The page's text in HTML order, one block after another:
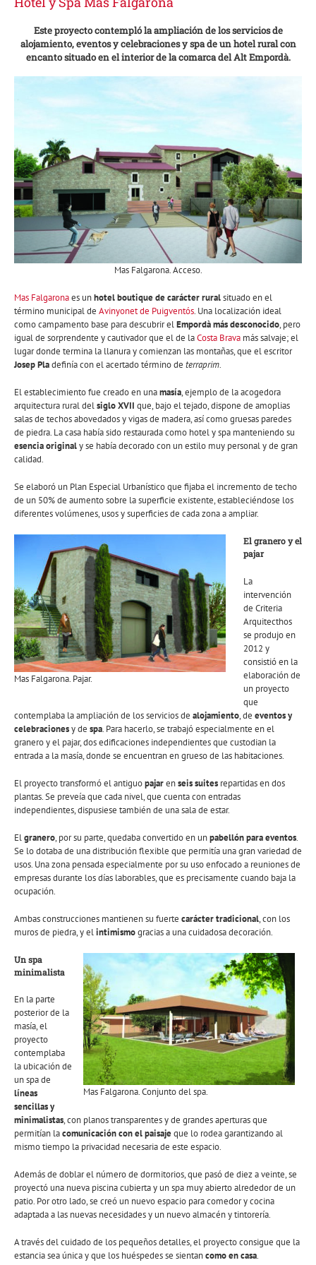
Este proyecto contempló la ampliación de los servicios de
alojamiento, eventos y celebraciones y spa de un hotel rural con
encanto situado en el interior de la comarca del Alt Empordà.
Mas Falgarona. Acceso.
Mas Falgaronaes unhotel boutique de carácter ruralsituado en el
término municipal de Avinyonet de Puigventós. Una localización ideal
como campamento base para descubrir elEmpordà más desconocido, pero
igual de sorprendente y cautivador que el de laCosta Brava más salvaje; el
lugar donde termina la llanura y comienzan las montañas, que el escritor
Josep Pladefinía con el acertado término de terraprim.
El establecimiento fue creado en unamasía, ejemplo de la acogedora
arquitectura rural delsiglo XVII que, bajo el tejado, dispone de amoplias
salas de techos abovedados y vigas de madera, así como gruesas paredes
de piedra. La casa había sido restaurada como hotel y spa manteniendo su
esencia originaly se había decorado con un estilo muy personal y de gran
calidad.
Se elaboró un Plan Especial Urbanístico que fijaba el incremento de techo
de un 50% de aumento sobre la superficie existente, estableciéndose los
diferentes volúmenes, usos y superficies de cada zona a ampliar.
Mas Falgarona. Pajar.
El granero y el
pajar
La
intervención
de Criteria
Arquitecthos
se produjo en
2012 y
consistió en la
elaboración de
un proyecto
que
contemplaba la ampliación de los servicios de alojamiento, de eventos y
celebracionesy de spa. Para hacerlo, se trabajó especialmente en el
granero y el pajar, dos edificaciones independientes que custodian la
entrada a la masía, donde se encuentran en grueso de las habitaciones.
El proyecto transformó el antiguopajarenseis suites repartidas en dos
plantas. Se preveía que cada nivel, que cuenta con entradas
independientes, dispusiese también de una sala de estar.
Elgranero, por su parte, quedaba convertido en unpabellón para eventos.
Se lo dotaba de una distribución flexible que permitía una gran variedad de
usos. Una zona pensada especialmente por su uso enfocado a reuniones de
empresas durante los días laborables, que es precisamente cuando baja la
ocupación.
Ambas construcciones mantienen su fuerte carácter tradicional, con los
muros de piedra, y elintimismogracias a una cuidadosa decoración.
Mas Falgarona. Conjunto del spa.
Un spa
minimalista
En la parte
posterior de la
masía, el
proyecto
contemplaba
la ubicación de
un spa de
líneas
sencillas y
minimalistas, con planos transparentes y de grandes aperturas que
permitían lacomunicación con el paisajeque lo rodea garantizando al
mismo tiempo la privacidad necesaria de este espacio.
Además de doblar el número de dormitorios, que pasó de diez a veinte, se
proyectó una nueva piscina cubierta y un spa muy abierto alrededor de un
patio. Por otro lado, se creó un nuevo espacio para comedor y cocina
adaptada a las nuevas necesidades y un nuevo almacén y tintorería.
A través del cuidado de los pequeños detalles, el proyecto consigue que la
estancia sea única y que los huéspedes se sientancomo en casa.